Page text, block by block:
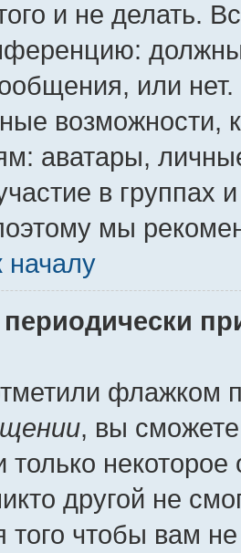
и не делать.
или
аватары,
в группах
мы
началу
флажком
, вы
только
другой не
того чтобы вам